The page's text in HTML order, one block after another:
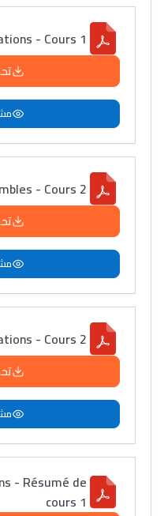
- Cours 1
- Cours 2
- Cours 2
- Résumé de
cours 1